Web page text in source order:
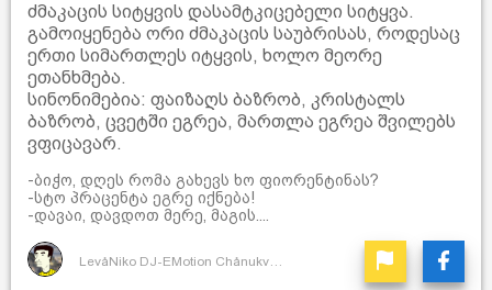
ძმაკაცის სიტყვის დასამტკიცებელი სიტყვა.
გამოიყენება ორი ძმაკაცის საუბრისას, როდესაც
ერთი სიმართლეს იტყვის, ხოლო მეორე
ეთანხმება.
სინონიმებია: ფაიზაღს ბაზრობ, კრისტალს
ბაზრობ, ცვეტში ეგრეა, მართლა ეგრეა შვილებს
ვფიცავარ.
-ბიჭო, დღეს რომა გახევს ხო ფიორენტინას?
-სტო პრაცენტა ეგრე იქნება!
-დავაი, დავდოთ მერე, მაგის....
LevåNiko DJ-EMotion ChånukvåDze